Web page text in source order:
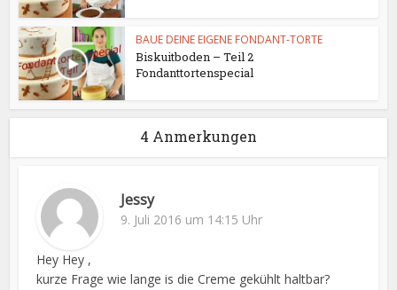
BAUE DEINE EIGENE FONDANT-TORTE
Biskuitboden – Teil 2
Fondanttortenspecial
4 Anmerkungen
Jessy
9. Juli 2016 um 14:15 Uhr
Hey Hey ,
kurze Frage wie lange is die Creme gekühlt haltbar?